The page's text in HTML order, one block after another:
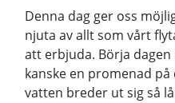
Denna dag ger oss
njuta av allt som vårt
att erbjuda. Börja
kanske en promenad
vatten breder ut sig så